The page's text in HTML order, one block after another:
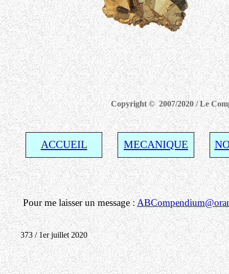
Copyright © 2007/2020 / Le
ACCUEIL MECANIQUE
Pour me laisser un message :
373 / 1er juillet 2020